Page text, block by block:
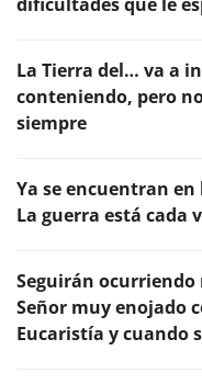
La Tierra del… va a
conteniendo, pero
siempre
Ya se encuentran
La guerra está cada
Seguirán
Señor muy enojado
Eucaristía y cuando